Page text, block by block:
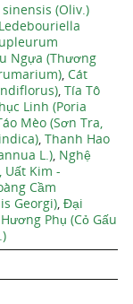
(Oliv.)
Ngựa (Thương
, Cát
, Tía Tô
Linh (Poria
Mèo (Sơn Tra,
, Thanh Hao
L.), Nghệ
Uất Kim -
Cầm
Georgi), Đại
Hương Phụ (Cỏ Gấu